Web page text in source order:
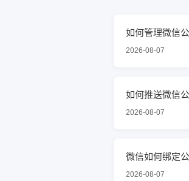
如何管理微信
2026-08-07
如何推送微信
2026-08-07
微信如何绑定
2026-08-07